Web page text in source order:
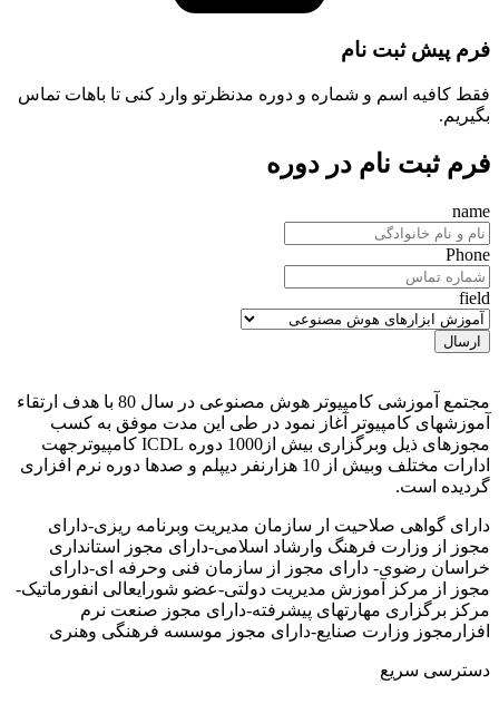
فرم پیش ثبت نام
فقط کافیه اسم و شماره و دوره مدنظرتو وارد کنی تا باهات تماس
بگیریم.
فرم ثبت نام در دوره
name
Phone
field
مجتمع آموزشی کامپیوتر هوش مصنوعی در سال 80 با هدف ارتقاء
آموزشهای کامپیوتر آغاز نمود در طی این مدت موفق به کسب
مجوزهای ذیل وبرگزاری بیش از1000 دوره ICDL کامپیوترجهت
ادارات مختلف وبیش از 10 هزارنفر دیپلم و صدها دوره نرم افزاری
گردیده است.
دارای گواهی صلاحیت ار سازمان مدیریت وبرنامه ریزی-دارای
مجوز از وزارت فرهنگ وارشاد اسلامی-دارای مجوز استانداری
خراسان رضوی- دارای مجوز از سازمان فنی وحرفه ای-دارای
مجوز از مرکز آموزش مدیریت دولتی-عضو شورایعالی انفورماتیک-
مرکز برگزاری مهارتهای پیشرفته-دارای مجوز صنعت نرم
افزارمجوز وزارت صنایع-دارای مجوز موسسه فرهنگی وهنری
دسترسی سریع